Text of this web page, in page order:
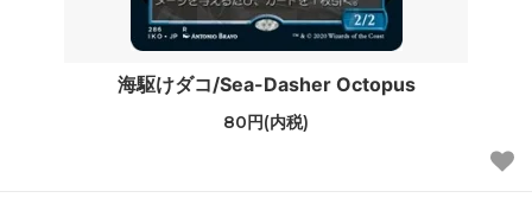
海駆けダコ/Sea-Dasher Octopus
80円(内税)